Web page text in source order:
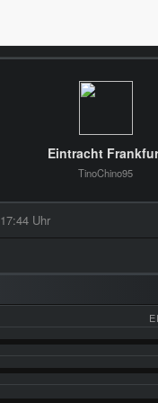
Eintracht
TinoChino95
17:44 Uhr